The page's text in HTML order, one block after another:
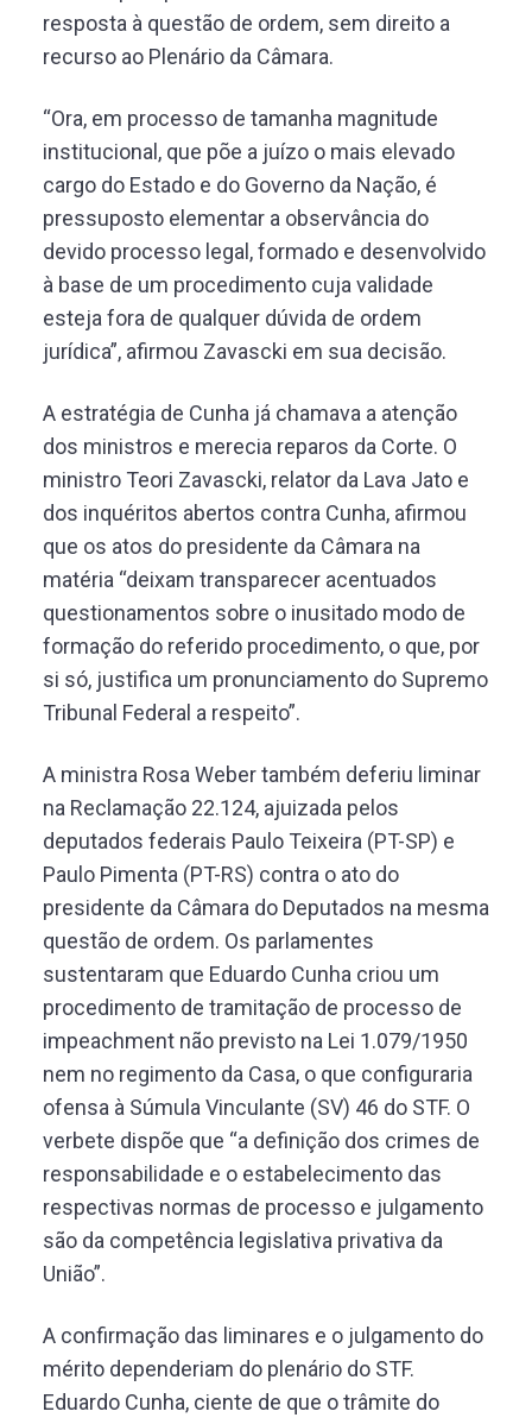
resposta à questão de ordem, sem direito a
recurso ao Plenário da Câmara.
“Ora, em processo de tamanha magnitude
institucional, que põe a juízo o mais elevado
cargo do Estado e do Governo da Nação, é
pressuposto elementar a observância do
devido processo legal, formado e desenvolvido
à base de um procedimento cuja validade
esteja fora de qualquer dúvida de ordem
jurídica”, afirmou Zavascki em sua decisão.
A estratégia de Cunha já chamava a atenção
dos ministros e merecia reparos da Corte. O
ministro Teori Zavascki, relator da Lava Jato e
dos inquéritos abertos contra Cunha, afirmou
que os atos do presidente da Câmara na
matéria “deixam transparecer acentuados
questionamentos sobre o inusitado modo de
formação do referido procedimento, o que, por
si só, justifica um pronunciamento do Supremo
Tribunal Federal a respeito”.
A ministra Rosa Weber também deferiu liminar
na Reclamação 22.124, ajuizada pelos
deputados federais Paulo Teixeira (PT-SP) e
Paulo Pimenta (PT-RS) contra o ato do
presidente da Câmara do Deputados na mesma
questão de ordem. Os parlamentes
sustentaram que Eduardo Cunha criou um
procedimento de tramitação de processo de
impeachment não previsto na Lei 1.079/1950
nem no regimento da Casa, o que configuraria
ofensa à Súmula Vinculante (SV) 46 do STF. O
verbete dispõe que “a definição dos crimes de
responsabilidade e o estabelecimento das
respectivas normas de processo e julgamento
são da competência legislativa privativa da
União”.
A confirmação das liminares e o julgamento do
mérito dependeriam do plenário do STF.
Eduardo Cunha, ciente de que o trâmite do